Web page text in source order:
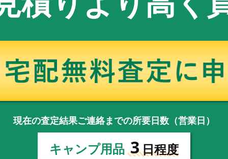
現在の査定結果ご連絡までの所要日数（営業日）
キャンプ用品 3日程度